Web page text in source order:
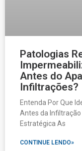
Patologias
Antes do
Infiltrações?
Entenda Por Que
Antes da Infiltração
Estratégica As
CONTINUE LENDO»